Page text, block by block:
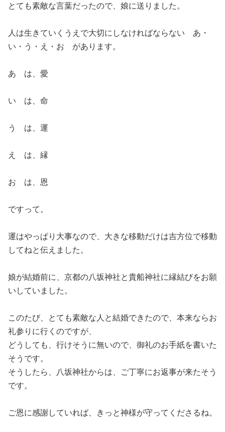
とても素敵な言葉だったので、娘に送りました。
人は生きていくうえで大切にしなければならない あ・
い・う・え・お があります。
あ は、愛
い は、命
う は、運
え は、縁
お は、恩
ですって。
運はやっぱり大事なので、大きな移動だけは吉方位で移動
してねと伝えました。
娘が結婚前に、京都の八坂神社と貴船神社に縁結びをお願
いしていました。
このたび、とても素敵な人と結婚できたので、本来ならお
礼参りに行くのですが、
どうしても、行けそうに無いので、御礼のお手紙を書いた
そうです。
そうしたら、八坂神社からは、ご丁寧にお返事が来たそう
です。
ご恩に感謝していれば、きっと神様が守ってくださるね。